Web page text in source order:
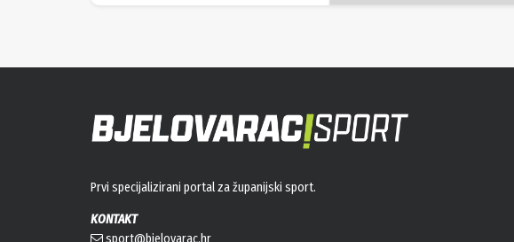
Prvi specijalizirani portal za županijski sport.
KONTAKT
sport@bjelovarac.hr